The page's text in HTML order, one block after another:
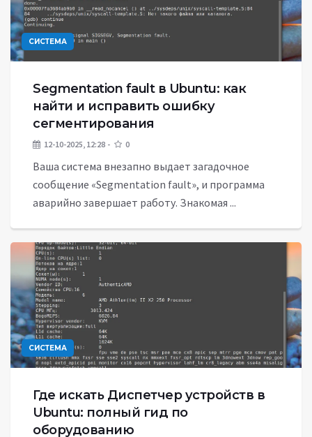
СИСТЕМА
Segmentation fault в Ubuntu: как
найти и исправить ошибку
сегментирования
12-10-2025, 12:28 0
Ваша система внезапно выдает загадочное
сообщение «Segmentation fault», и программа
аварийно завершает работу. Знакомая ...
СИСТЕМА
Где искать Диспетчер устройств в
Ubuntu: полный гид по
оборудованию